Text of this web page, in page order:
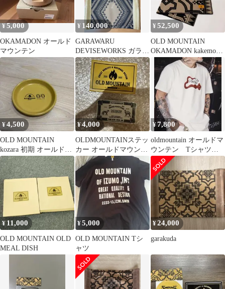
¥5,000
OKAMADON オールド
マウンテン
¥ 140,000
GARAWARU
DEVISEWORKS ガラワ
ル オールドマウンテン
¥52,500
OLD MOUNTAIN
OKAMADON kakemono
冬 ベージュ
¥4,500
OLD MOUNTAIN
kozara 初期 オールドマ
ウンテン
¥4,000
OLDMOUNTAINステッ
カー オールドマウンテ
ン ラクダ
¥7,800
oldmountain オールドマ
ウンテン Tシャツ
ホワイト L
¥ 11,000
OLD MOUNTAIN OLD
MEAL DISH
¥5,000
OLD MOUNTAIN Tシ
ャツ
¥24,000
garakuda